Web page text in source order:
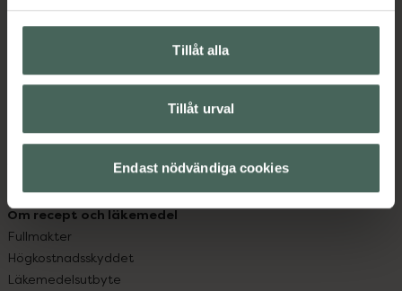
Tillåt alla
Tillåt urval
Endast nödvändiga cookies
Kontakta oss
Vanliga frågor
Handla tryggt
Sajtens tillgänglighet
Om recept och läkemedel
Fullmakter
Högkostnadsskyddet
Läkemedelsutbyte